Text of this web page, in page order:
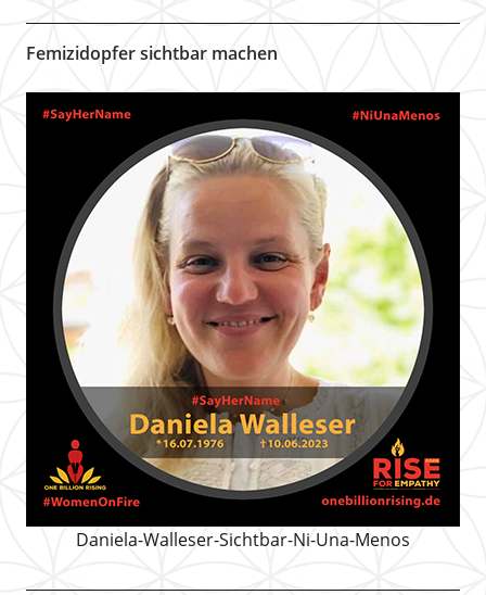
Femizidopfer sichtbar machen
Daniela-Walleser-Sichtbar-Ni-Una-Menos